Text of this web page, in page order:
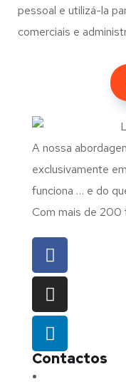
pessoal e utilizá-la
comerciais e
A nossa
exclusivamente
funciona … e do
Com mais de 200
Contactos